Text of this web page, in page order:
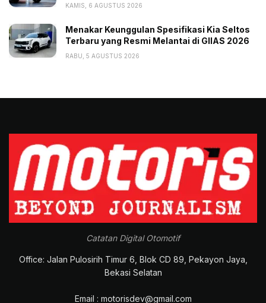
KAMIS, 6 AGUSTUS 2026
Menakar Keunggulan Spesifikasi Kia Seltos
Terbaru yang Resmi Melantai di GIIAS 2026
RABU, 5 AGUSTUS 2026
Catatan Digital Otomotif
Office: Jalan Pulosirih Timur 6, Blok CD 89, Pekayon Jaya,
Bekasi Selatan
Email : motorisdev@gmail.com